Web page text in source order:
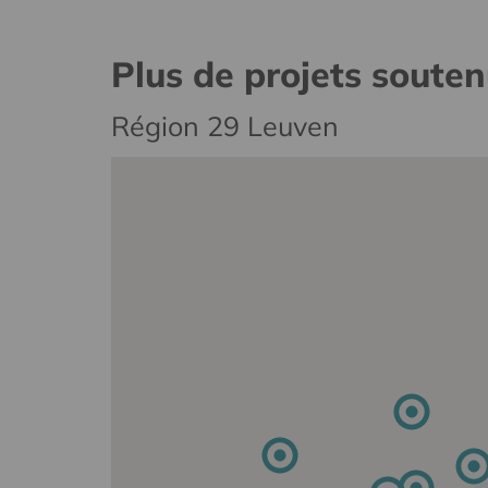
Plus de projets
Région 29 Leuven